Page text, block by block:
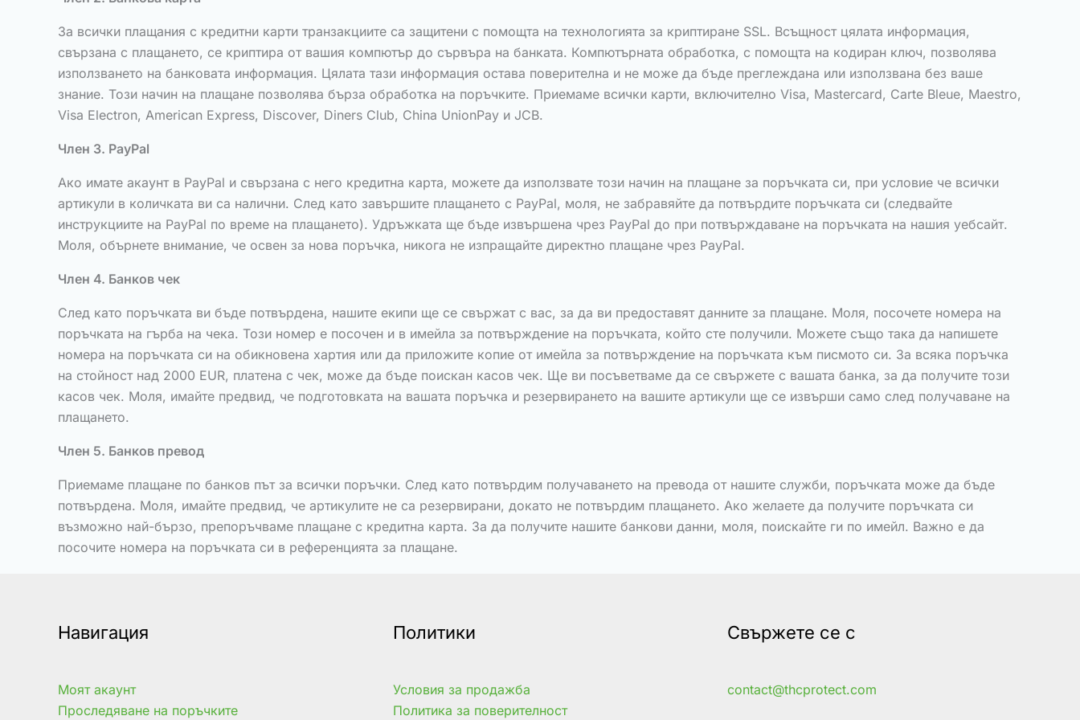
За всички плащания с кредитни карти транзакциите са защитени с помощта на технологията за криптиране SSL. Всъщност цялата информация,
свързана с плащането, се криптира от вашия компютър до сървъра на банката. Компютърната обработка, с помощта на кодиран ключ, позволява
използването на банковата информация. Цялата тази информация остава поверителна и не може да бъде преглеждана или използвана без ваше
знание. Този начин на плащане позволява бърза обработка на поръчките. Приемаме всички карти, включително Visa, Mastercard, Carte Bleue, Maestro,
Visa Electron, American Express, Discover, Diners Club, China UnionPay и JCB.
Член 3. PayPal
Ако имате акаунт в PayPal и свързана с него кредитна карта, можете да използвате този начин на плащане за поръчката си, при условие че всички
артикули в количката ви са налични. След като завършите плащането с PayPal, моля, не забравяйте да потвърдите поръчката си (следвайте
инструкциите на PayPal по време на плащането). Удръжката ще бъде извършена чрез PayPal до при потвърждаване на поръчката на нашия уебсайт.
Моля, обърнете внимание, че освен за нова поръчка, никога не изпращайте директно плащане чрез PayPal.
Член 4. Банков чек
След като поръчката ви бъде потвърдена, нашите екипи ще се свържат с вас, за да ви предоставят данните за плащане. Моля, посочете номера на
поръчката на гърба на чека. Този номер е посочен и в имейла за потвърждение на поръчката, който сте получили. Можете също така да напишете
номера на поръчката си на обикновена хартия или да приложите копие от имейла за потвърждение на поръчката към писмото си. За всяка поръчка
на стойност над 2000 EUR, платена с чек, може да бъде поискан касов чек. Ще ви посъветваме да се свържете с вашата банка, за да получите този
касов чек. Моля, имайте предвид, че подготовката на вашата поръчка и резервирането на вашите артикули ще се извърши само след получаване на
плащането.
Член 5. Банков превод
Приемаме плащане по банков път за всички поръчки. След като потвърдим получаването на превода от нашите служби, поръчката може да бъде
потвърдена. Моля, имайте предвид, че артикулите не са резервирани, докато не потвърдим плащането. Ако желаете да получите поръчката си
възможно най-бързо, препоръчваме плащане с кредитна карта. За да получите нашите банкови данни, моля, поискайте ги по имейл. Важно е да
посочите номера на поръчката си в референцията за плащане.
Навигация
Моят акаунт
Проследяване на поръчките
Политики
Условия за продажба
Политика за поверителност
Свържете се с
contact@thcprotect.com